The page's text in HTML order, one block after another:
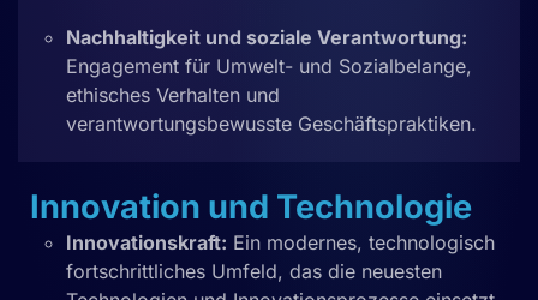
Nachhaltigkeit und soziale Verantwortung:
Engagement für Umwelt- und Sozialbelange,
ethisches Verhalten und
verantwortungsbewusste Geschäftspraktiken.
Innovation und Technologie
Innovationskraft: Ein modernes, technologisch
fortschrittliches Umfeld, das die neuesten